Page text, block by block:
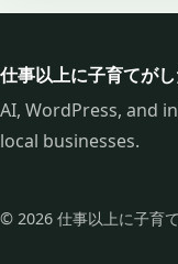
仕事以上に子育てが
AI, WordPress, and
local businesses.
© 2026 仕事以上に子育